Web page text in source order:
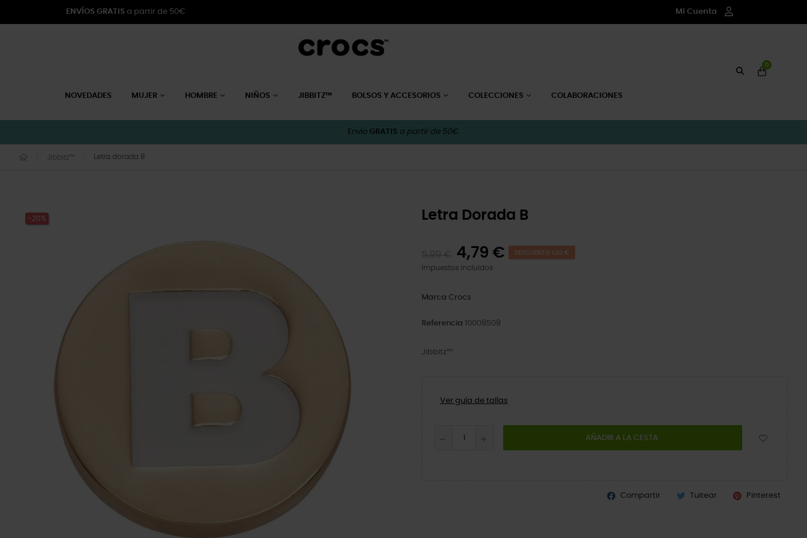
ENVÍOS GRATIS a partir de 50€ Mi Cuenta
NOVEDADES MUJER HOMBRE NIÑOS JIBBITZ™ BOLSOS Y ACCESORIOS COLECCIONES COLABORACIONES
0
Envío GRATIS a partir de 50€.
Jibbitz™ Letra dorada B
-20% Letra Dorada B
4,79 € DESCUENTO 1,20 €
Impuestos incluidos
Marca Crocs
Referencia 10008508
Jibbitz™.
Ver guía de tallas
AÑADIR A LA CESTA
Compartir Tuitear Pinterest